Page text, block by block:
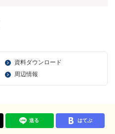
資料ダウンロード
周辺情報
送る はてぶ